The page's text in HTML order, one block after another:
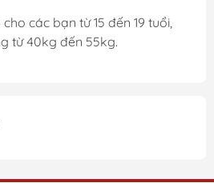
các bạn từ 15 đến 19 tuổi,
từ 40kg đến 55kg.